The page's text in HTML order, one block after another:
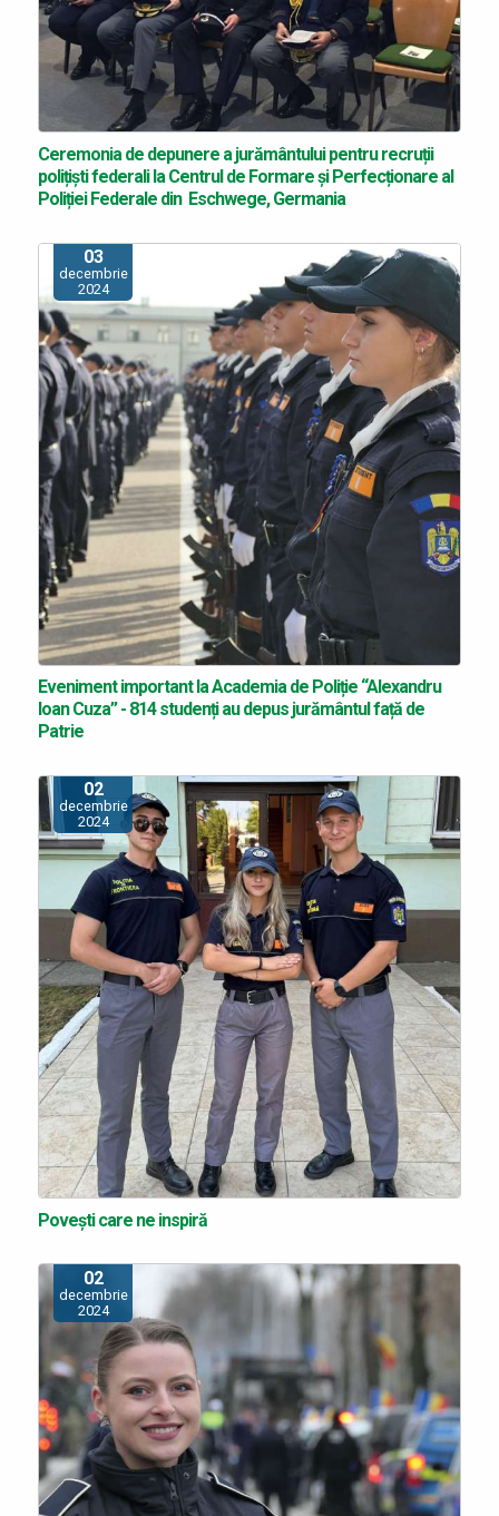
Ceremonia de depunere a jurământului pentru recruții
polițiști federali la Centrul de Formare și Perfecționare al
Poliției Federale din Eschwege, Germania
03
decembrie
2024
Eveniment important la Academia de Poliție “Alexandru
Ioan Cuza” - 814 studenți au depus jurământul față de
Patrie
02
decembrie
2024
Povești care ne inspiră
02
decembrie
2024